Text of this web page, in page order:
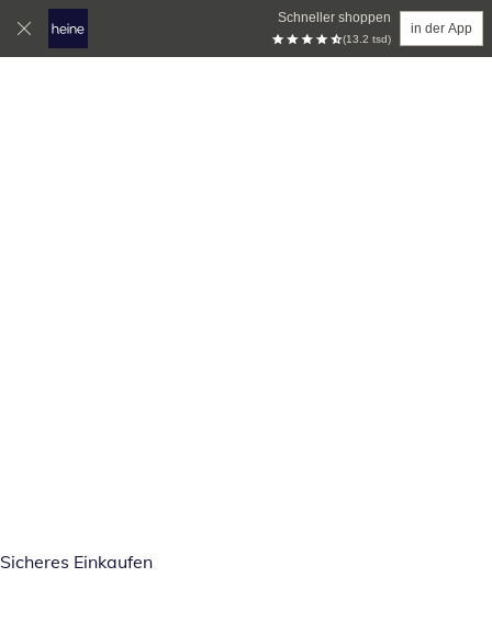
Schneller shoppen
(13.2 tsd)
in der App
Sicheres Einkaufen